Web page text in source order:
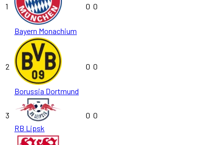
1
Bayern Monachium
0 0
2
Borussia Dortmund
0 0
3
RB Lipsk
0 0